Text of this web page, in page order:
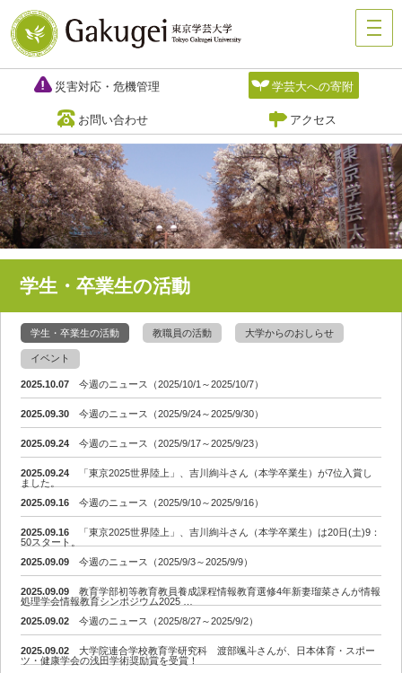
災害対応・危機管理 学芸大への寄附
お問い合わせ アクセス
学生・卒業生の活動
学生・卒業生の活動 教職員の活動 大学からのおしらせ
イベント
2025.10.07 今週のニュース（2025/10/1～2025/10/7）
2025.09.30 今週のニュース（2025/9/24～2025/9/30）
2025.09.24 今週のニュース（2025/9/17～2025/9/23）
2025.09.24
「東京2025世界陸上」、吉川絢斗さん（本学卒業生）が7位入賞し
ました。
2025.09.16
今週のニュース（2025/9/10～2025/9/16）
2025.09.16
「東京2025世界陸上」、吉川絢斗さん（本学卒業生）は20日(土)9：
50スタート。
2025.09.09
今週のニュース（2025/9/3～2025/9/9）
2025.09.09
教育学部初等教育教員養成課程情報教育選修4年新妻瑠菜さんが情報
処理学会情報教育シンポジウム2025 …
2025.09.02
今週のニュース（2025/8/27～2025/9/2）
2025.09.02
大学院連合学校教育学研究科 渡部颯斗さんが、日本体育・スポー
ツ・健康学会の浅田学術奨励賞を受賞！